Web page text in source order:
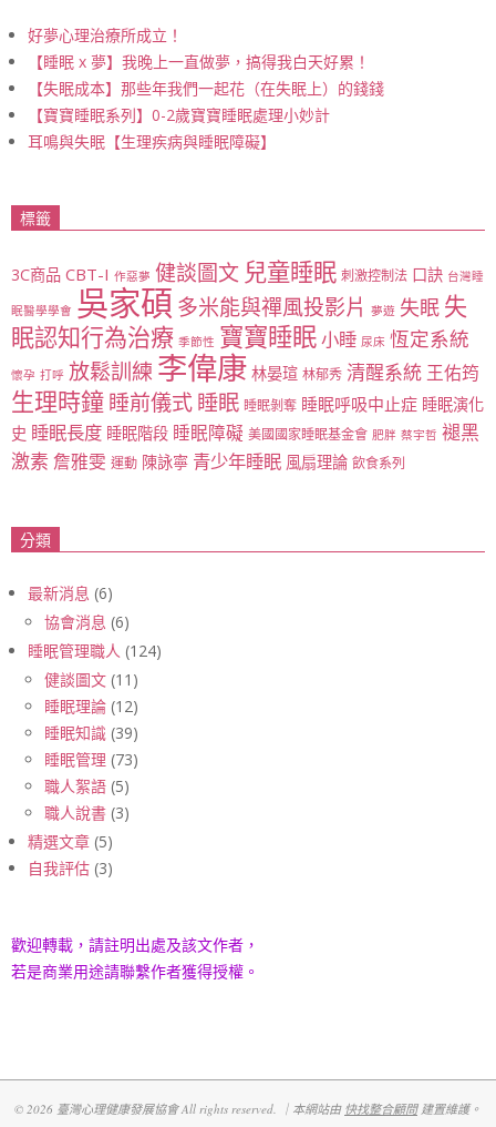
好夢心理治療所成立！
【睡眠 x 夢】我晚上一直做夢，搞得我白天好累！
【失眠成本】那些年我們一起花（在失眠上）的錢錢
【寶寶睡眠系列】0-2歲寶寶睡眠處理小妙計
耳鳴與失眠【生理疾病與睡眠障礙】
標籤
3C商品 CBT-I 作惡夢 健談圖文 兒童睡眠 刺激控制法 口訣 台灣睡
眠醫學學會 吳家碩 多米能與禪風投影片 夢遊 失眠 失
眠認知行為治療 季節性 寶寶睡眠小睡 尿床 恆定系統
懷孕 打呼 放鬆訓練 李偉康 林晏瑄 林郁秀 清醒系統 王佑筠
生理時鐘睡前儀式睡眠 睡眠剝奪 睡眠呼吸中止症 睡眠演化
史 睡眠長度 睡眠階段 睡眠障礙 美國國家睡眠基金會 肥胖 蔡宇哲 褪黑
激素詹雅雯 運動 陳詠寧 青少年睡眠 風扇理論 飲食系列
分類
最新消息 (6)
協會消息 (6)
睡眠管理職人 (124)
健談圖文 (11)
睡眠理論 (12)
睡眠知識 (39)
睡眠管理 (73)
職人絮語 (5)
職人說書 (3)
精選文章 (5)
自我評估 (3)
歡迎轉載，請註明出處及該文作者，
若是商業用途請聯繫作者獲得授權。
© 2026 臺灣心理健康發展協會 All rights reserved. ｜本網站由 快找整合顧問建置維護。